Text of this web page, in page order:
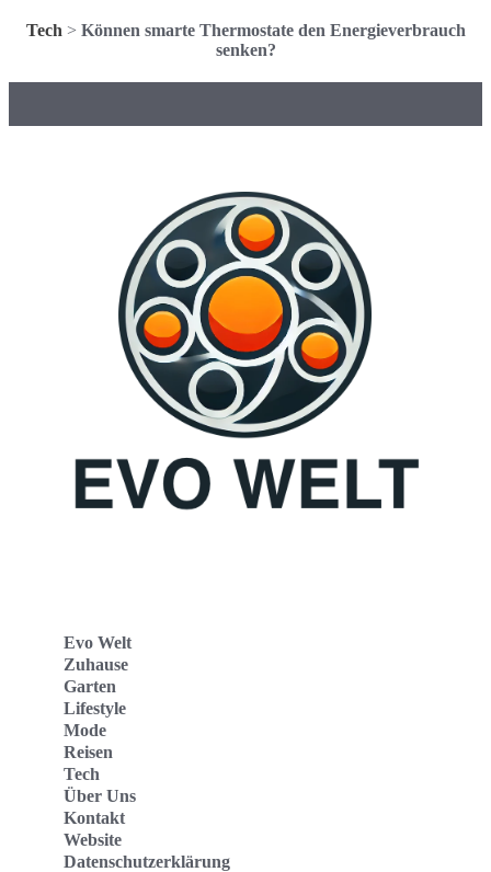
Tech > Können smarte Thermostate den Energieverbrauch
senken?
Evo Welt
Zuhause
Garten
Lifestyle
Mode
Reisen
Tech
Über Uns
Kontakt
Website
Datenschutzerklärung